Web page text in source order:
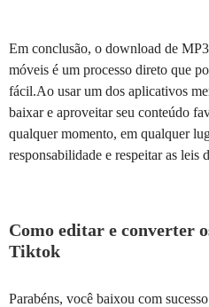
Em conclusão, o download de
móveis é um processo direto que
fácil.Ao usar um dos aplicativos
baixar e aproveitar seu conteúdo
qualquer momento, em qualquer
responsabilidade e respeitar as leis
Como editar e converter
Tiktok
Parabéns, você baixou com